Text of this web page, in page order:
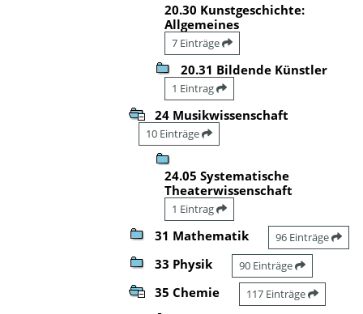
20.30 Kunstgeschichte:
Allgemeines
7 Einträge
20.31 Bildende Künstler
1 Eintrag
24 Musikwissenschaft
10 Einträge
24.05 Systematische
Theaterwissenschaft
1 Eintrag
31 Mathematik 96 Einträge
33 Physik 90 Einträge
35 Chemie 117 Einträge